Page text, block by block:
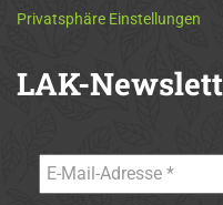
Privatsphäre Einstellungen
LAK-